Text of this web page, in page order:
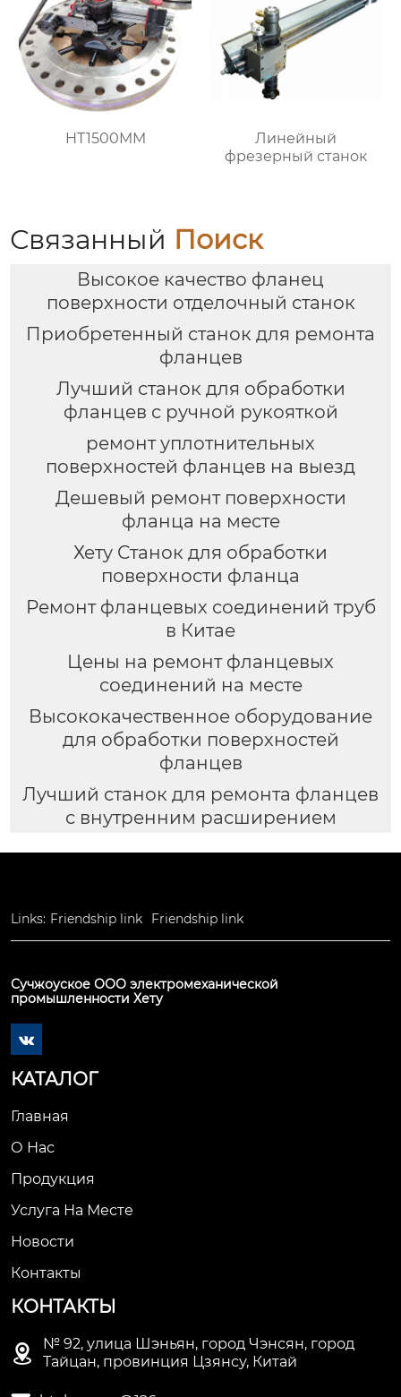
HT1500MM
Линейный
фрезерный станок
Связанный Поиск
Высокое качество фланец
поверхности отделочный станок
Приобретенный станок для ремонта
фланцев
Лучший станок для обработки
фланцев с ручной рукояткой
ремонт уплотнительных
поверхностей фланцев на выезд
Дешевый ремонт поверхности
фланца на месте
Хету Станок для обработки
поверхности фланца
Ремонт фланцевых соединений труб
в Китае
Цены на ремонт фланцевых
соединений на месте
Высококачественное оборудование
для обработки поверхностей
фланцев
Лучший станок для ремонта фланцев
с внутренним расширением
Links: Friendship link Friendship link
Сучжоуское ООО электромеханической
промышленности Хету

КАТАЛОГ
Главная
О Нас
Продукция
Услуга На Месте
Новости
Контакты
КОНТАКТЫ

№ 92, улица Шэньян, город Чэнсян, город
Тайцан, провинция Цзянсу, Китай